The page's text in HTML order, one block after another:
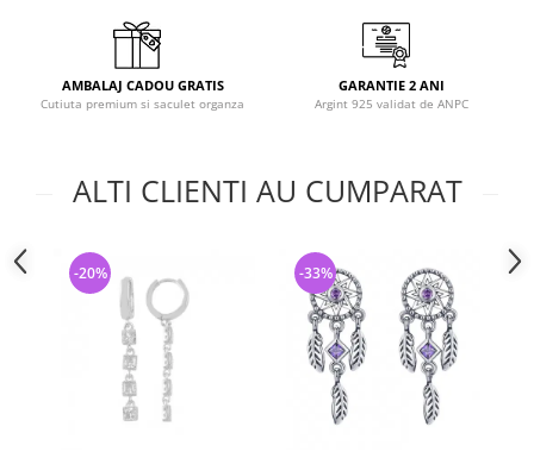
AMBALAJ CADOU GRATIS
Cutiuta premium si saculet organza
GARANTIE 2 ANI
Argint 925 validat de ANPC
ALTI CLIENTI AU CUMPARAT
-20% -33%